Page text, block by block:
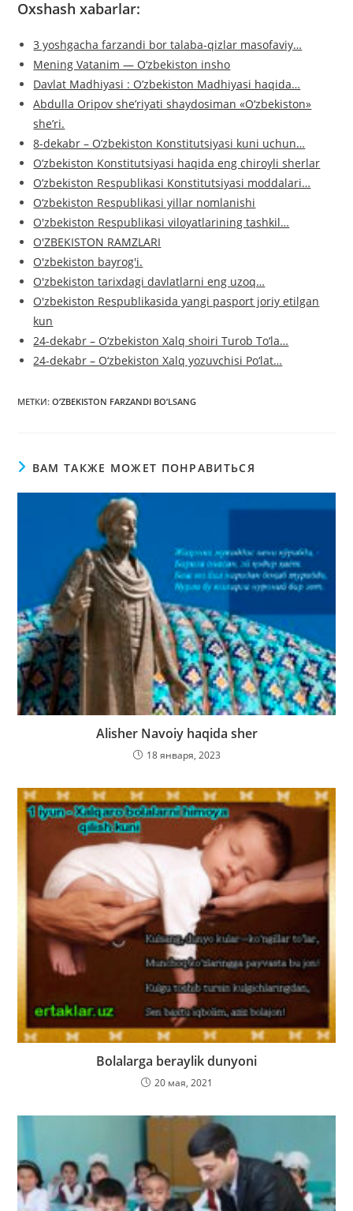
Oxshash xabarlar:
3 yoshgacha farzandi bor talaba-qizlar masofaviy…
Mening Vatanim — O‘zbekiston insho
Davlat Madhiyasi : O’zbekiston Madhiyasi haqida…
Abdulla Oripov she’riyati shaydosiman «O‘zbekiston»
she’ri.
8-dekabr – O’zbekiston Konstitutsiyasi kuni uchun…
O’zbekiston Konstitutsiyasi haqida eng chiroyli sherlar
O’zbekiston Respublikasi Konstitutsiyasi moddalari…
O‘zbekiston Respublikasi yillar nomlanishi
O'zbekiston Respublikasi viloyatlarining tashkil…
O'ZBEKISTON RAMZLARI
O'zbekiston bayrog'i.
O'zbekiston tarixdagi davlatlarni eng uzoq…
O'zbekiston Respublikasida yangi pasport joriy etilgan
kun
24-dekabr – O‘zbekiston Xalq shoiri Turob To‘la…
24-dekabr – O‘zbekiston Xalq yozuvchisi Po‘lat…
МЕТКИ:O’ZBEKISTON FARZANDI BO’LSANG
ВАМ ТАКЖЕ МОЖЕТ ПОНРАВИТЬСЯ
Alisher Navoiy haqida sher
18 января, 2023
Bolalarga beraylik dunyoni
20 мая, 2021